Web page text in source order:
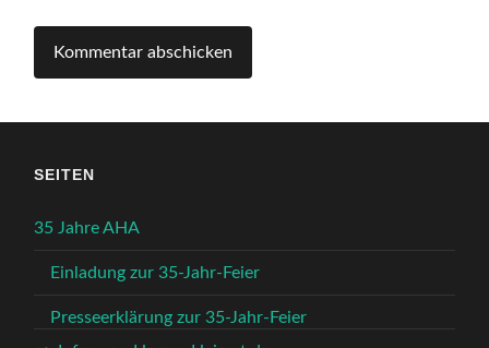
SEITEN
35 Jahre AHA
Einladung zur 35-Jahr-Feier
Presseerklärung zur 35-Jahr-Feier